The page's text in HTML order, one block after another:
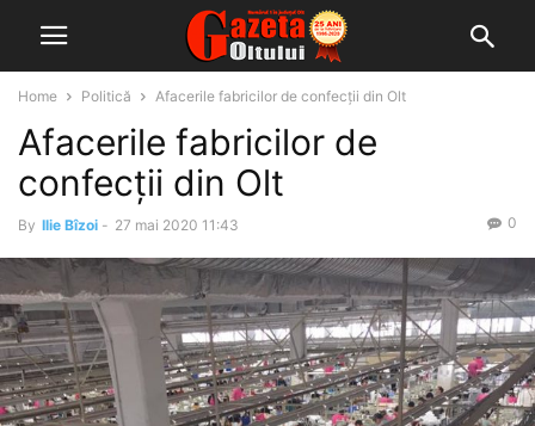
Home Politică Afacerile fabricilor de confecții din Olt
Afacerile fabricilor de
confecții din Olt
By Ilie Bîzoi - 27 mai 2020 11:43 0